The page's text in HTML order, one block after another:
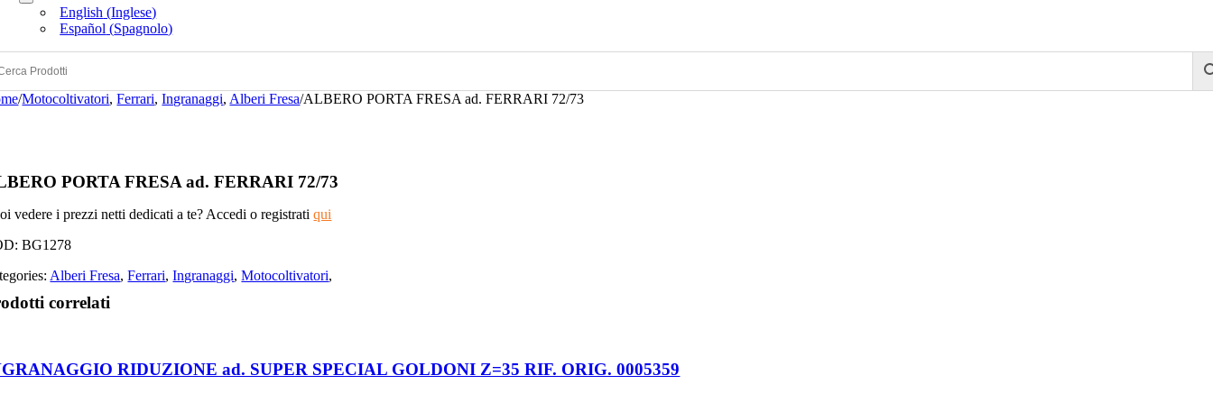
English (Inglese)
Español (Spagnolo)
/Motocoltivatori,Ferrari,Ingranaggi, Alberi Fresa/ALBERO PORTA FRESA ad. FERRARI 72/73
PORTA FRESA ad. FERRARI 72/73
vedere i prezzi netti dedicati a te? Accedi o registratiqui
BG1278
Alberi Fresa,Ferrari,Ingranaggi,Motocoltivatori,
correlati
RIDUZIONE ad. SUPER SPECIAL GOLDONI Z=35 RIF. ORIG. 0005359